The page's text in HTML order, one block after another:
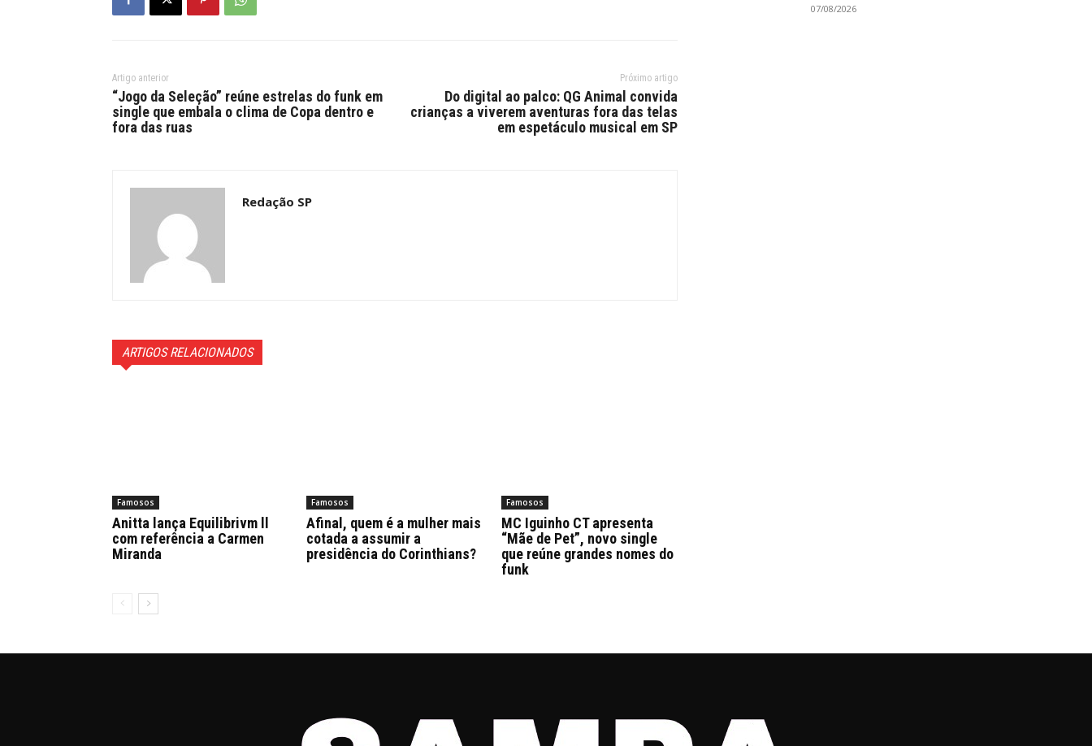
Artigo anterior
“Jogo da Seleção” reúne estrelas do funk em
single que embala o clima de Copa dentro e
fora das ruas
Próximo artigo
Do digital ao palco: QG Animal convida
crianças a viverem aventuras fora das telas
em espetáculo musical em SP
Redação SP
ARTIGOS RELACIONADOS
Famosos
Anitta lança Equilibrivm ll
com referência a Carmen
Miranda
Famosos
Afinal, quem é a mulher mais
cotada a assumir a
presidência do Corinthians?
Famosos
MC Iguinho CT apresenta
“Mãe de Pet”, novo single
que reúne grandes nomes do
funk
07/08/2026